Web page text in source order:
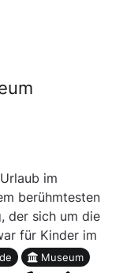
im
berühmtesten
der sich um die
für Kinder im
ihnen aber
Museum